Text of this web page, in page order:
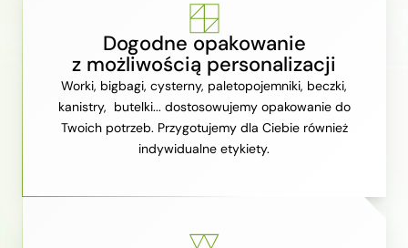
Dogodne opakowanie
z możliwością personalizacji
Worki, bigbagi, cysterny, paletopojemniki, beczki,
kanistry, butelki... dostosowujemy opakowanie do
Twoich potrzeb. Przygotujemy dla Ciebie również
indywidualne etykiety.